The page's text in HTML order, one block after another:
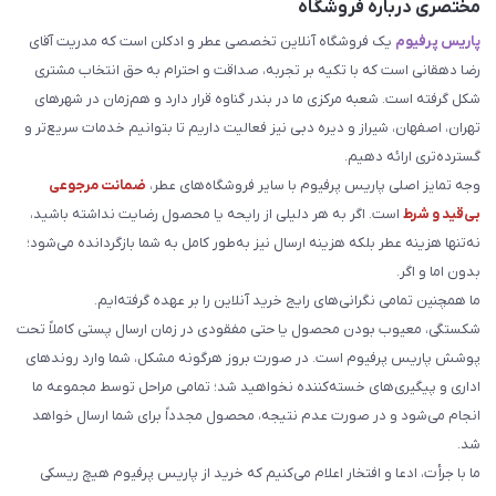
مختصری درباره فروشگاه
پاریس پرفیوم یک فروشگاه آنلاین تخصصی عطر و ادکلن است که مدریت آقای
رضا دهقانی است که با تکیه بر تجربه، صداقت و احترام به حق انتخاب مشتری
شکل گرفته است. شعبه مرکزی ما در بندر گناوه قرار دارد و هم‌زمان در شهرهای
تهران، اصفهان، شیراز و دیره دبی نیز فعالیت داریم تا بتوانیم خدمات سریع‌تر و
گسترده‌تری ارائه دهیم.
وجه تمایز اصلی پاریس پرفیوم با سایر فروشگاه‌های عطر، ضمانت مرجوعی
بی‌قید و شرط است. اگر به هر دلیلی از رایحه یا محصول رضایت نداشته باشید،
نه‌تنها هزینه عطر بلکه هزینه ارسال نیز به‌طور کامل به شما بازگردانده می‌شود؛
بدون اما و اگر.
ما همچنین تمامی نگرانی‌های رایج خرید آنلاین را بر عهده گرفته‌ایم.
شکستگی، معیوب بودن محصول یا حتی مفقودی در زمان ارسال پستی کاملاً تحت
پوشش پاریس پرفیوم است. در صورت بروز هرگونه مشکل، شما وارد روندهای
اداری و پیگیری‌های خسته‌کننده نخواهید شد؛ تمامی مراحل توسط مجموعه ما
انجام می‌شود و در صورت عدم نتیجه، محصول مجدداً برای شما ارسال خواهد
شد.
ما با جرأت، ادعا و افتخار اعلام می‌کنیم که خرید از پاریس پرفیوم هیچ ریسکی